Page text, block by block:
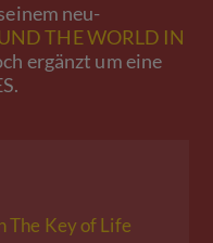
neu-
THE WORLD IN
ergänzt um eine
The Key of Life